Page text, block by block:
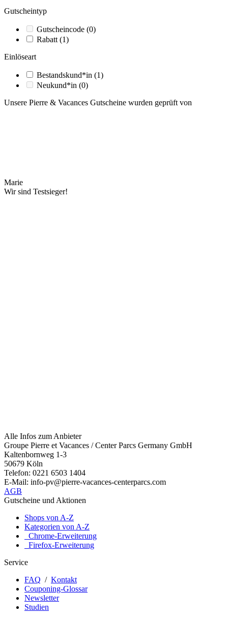
Gutscheintyp
Gutscheincode (0)
Rabatt (1)
Einlöseart
Bestandskund*in (1)
Neukund*in (0)
Unsere Pierre & Vacances Gutscheine wurden geprüft von
Marie
Wir sind Testsieger!
Alle Infos zum Anbieter
Groupe Pierre et Vacances / Center Parcs Germany GmbH
Kaltenbornweg 1-3
50679 Köln
Telefon: 0221 6503 1404
E-Mail: info-pv@pierre-vacances-centerparcs.com
AGB
Gutscheine und Aktionen
Shops von A-Z
Kategorien von A-Z
Chrome-Erweiterung
Firefox-Erweiterung
Service
FAQ / Kontakt
Couponing-Glossar
Newsletter
Studien